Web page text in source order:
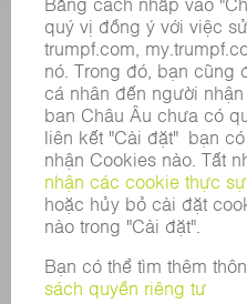
BÁO CÁO THƯỜNG NIÊN
NGUYÊN TẮC DOANH NGHIỆP
TUÂN THỦ
HỆ THỐNG TỐ CÁO
BẢO MẬT
THÔNG CÁO BÁO CHÍ
TẠP CHÍ
TÍNH BỀN VỮNG
MÔI TRƯỜNG & KHÍ HẬU
XÃ HỘI & DOANH NGHIỆP
QUẢN LÝ DOANH NGHIỆP